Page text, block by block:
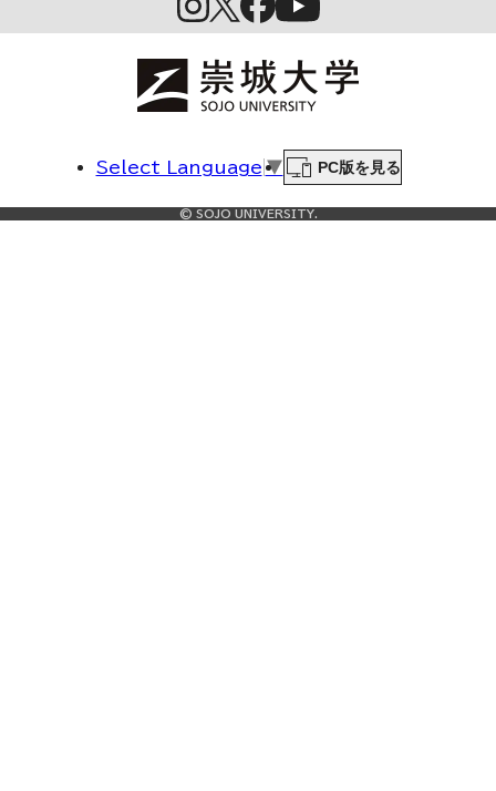
Select Language ▼ PC版を見る
© SOJO UNIVERSITY.